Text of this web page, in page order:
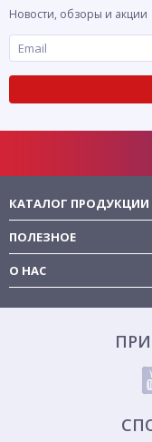
Новости, обзоры и акции
КАТАЛОГ ПРОДУКЦИИ
ПОЛЕЗНОЕ
О НАС